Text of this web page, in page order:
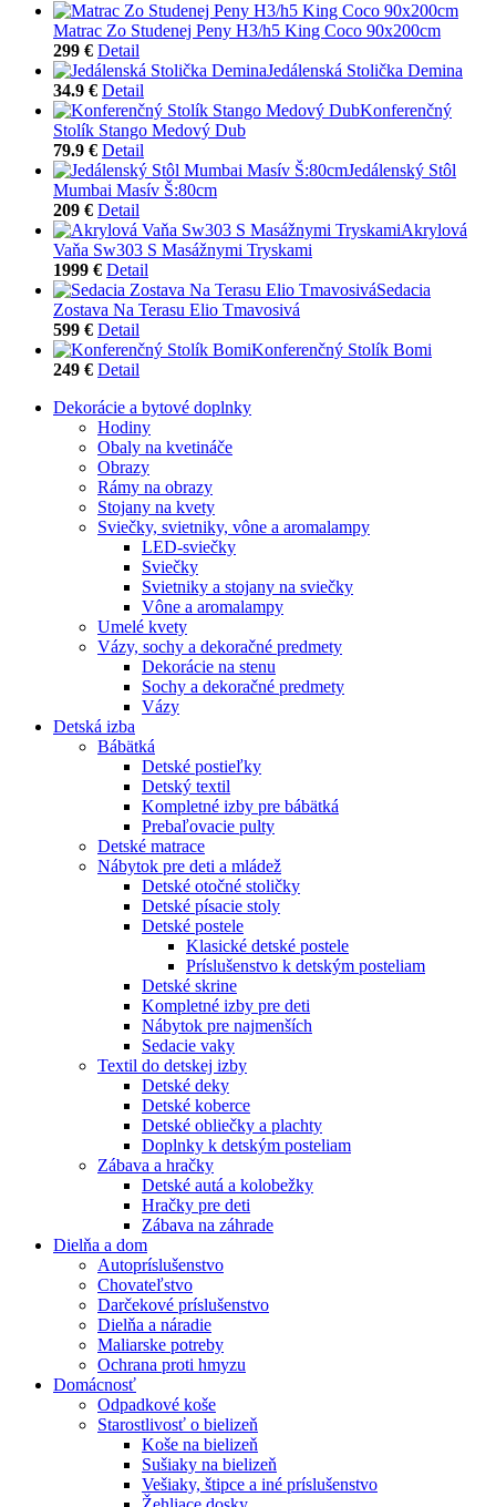
Matrac Zo Studenej Peny H3/h5 King Coco 90x200cm
299 € Detail
Jedálenská Stolička Demina
34.9 € Detail
Konferenčný
Stolík Stango Medový Dub
79.9 € Detail
Jedálenský Stôl
Mumbai Masív Š:80cm
209 € Detail
Akrylová
Vaňa Sw303 S Masážnymi Tryskami
1999 € Detail
Sedacia
Zostava Na Terasu Elio Tmavosivá
599 € Detail
Konferenčný Stolík Bomi
249 € Detail
Dekorácie a bytové doplnky
Hodiny
Obaly na kvetináče
Obrazy
Rámy na obrazy
Stojany na kvety
Sviečky, svietniky, vône a aromalampy
LED-sviečky
Sviečky
Svietniky a stojany na sviečky
Vône a aromalampy
Umelé kvety
Vázy, sochy a dekoračné predmety
Dekorácie na stenu
Sochy a dekoračné predmety
Vázy
Detská izba
Bábätká
Detské postieľky
Detský textil
Kompletné izby pre bábätká
Prebaľovacie pulty
Detské matrace
Nábytok pre deti a mládež
Detské otočné stoličky
Detské písacie stoly
Detské postele
Klasické detské postele
Príslušenstvo k detským posteliam
Detské skrine
Kompletné izby pre deti
Nábytok pre najmenších
Sedacie vaky
Textil do detskej izby
Detské deky
Detské koberce
Detské obliečky a plachty
Doplnky k detským posteliam
Zábava a hračky
Detské autá a kolobežky
Hračky pre deti
Zábava na záhrade
Dielňa a dom
Autopríslušenstvo
Chovateľstvo
Darčekové príslušenstvo
Dielňa a náradie
Maliarske potreby
Ochrana proti hmyzu
Domácnosť
Odpadkové koše
Starostlivosť o bielizeň
Koše na bielizeň
Sušiaky na bielizeň
Vešiaky, štipce a iné príslušenstvo